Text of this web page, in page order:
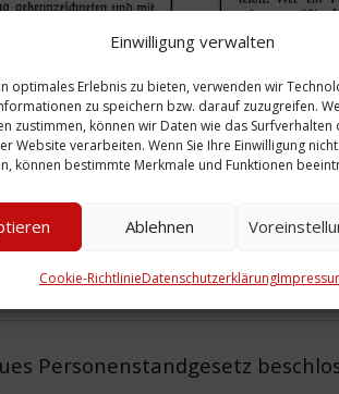
Einwilligung verwalten
optimales Erlebnis zu bieten, verwenden wir
zu speichern bzw. darauf zuzugreifen.
zustimmen, können wir Daten wie das
Website verarbeiten. Wenn Sie Ihre Einwilligung
können bestimmte Merkmale und Funktionen
Ablehnen
Cookie-RichtlinieDatenschutzerklärung
Personenstandgesetz